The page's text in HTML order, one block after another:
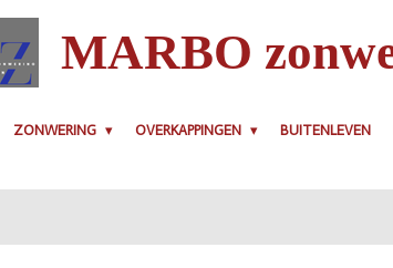
MARBO
ZONWERING OVERKAPPINGEN BUITENLEVEN